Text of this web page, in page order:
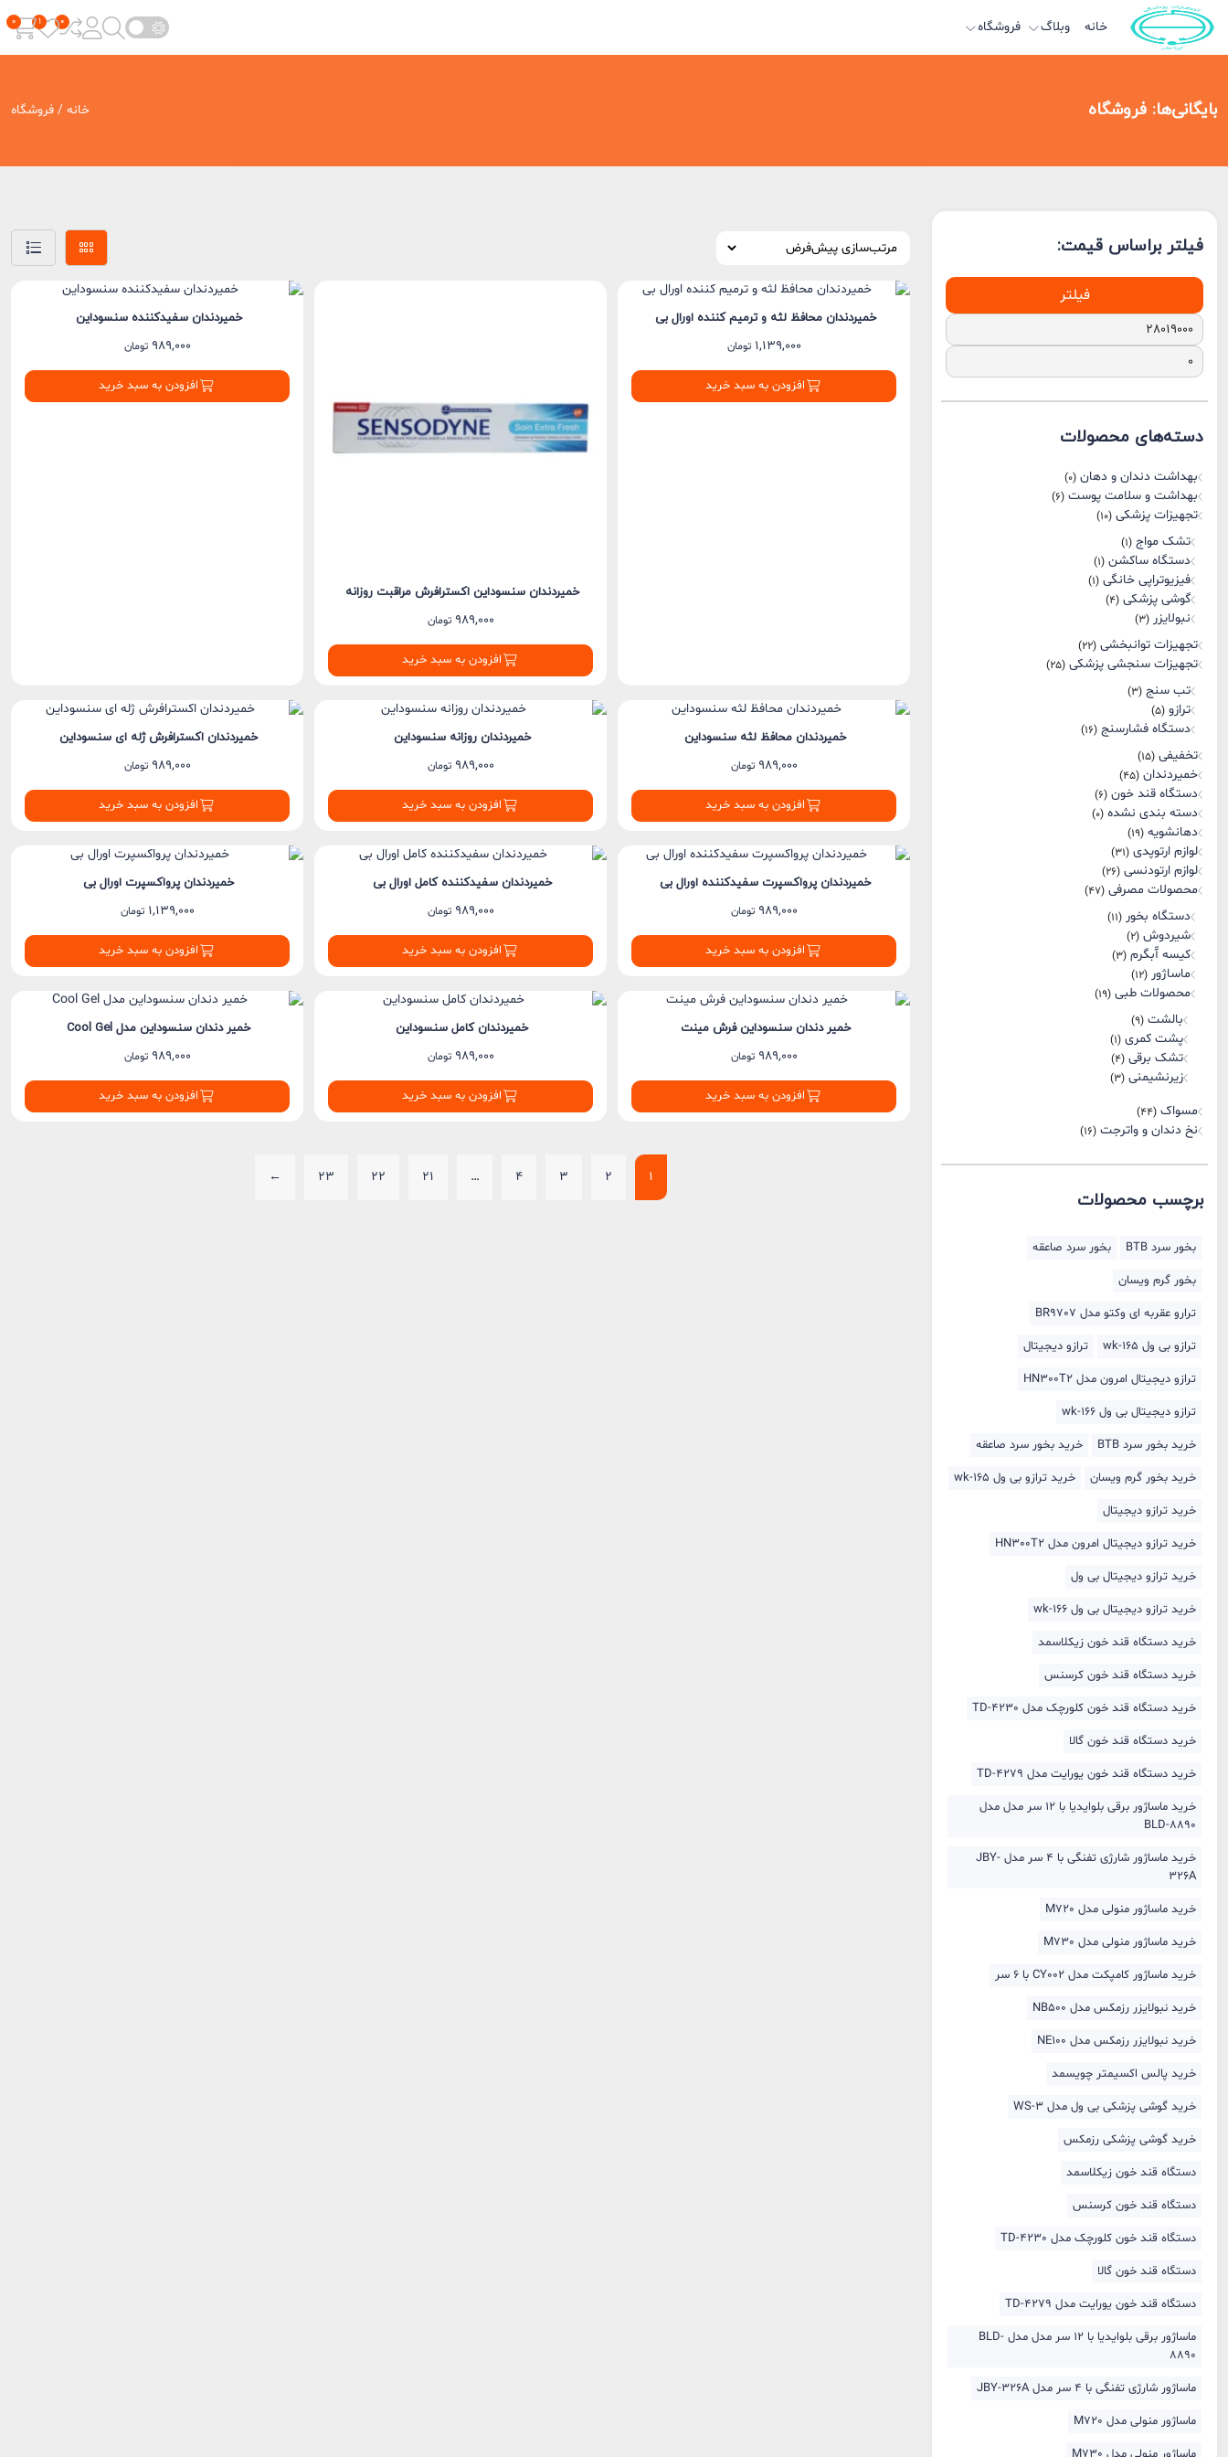
خانه وبلاگ فروشگاه
بایگانی‌ها: فروشگاه خانه / فروشگاه
فیلتر براساس قیمت:
فیلتر
دسته‌های محصولات
بهداشت دندان و دهان (0)
بهداشت و سلامت پوست (6)
تجهیزات پزشکی (10)
تشک مواج (1)
دستگاه ساکشن (1)
فیزیوتراپی خانگی (1)
گوشی پزشکی (4)
نبولایزر (3)
تجهیزات توانبخشی (22)
تجهیزات سنجشی پزشکی (25)
تب سنج (3)
ترازو (5)
دستگاه فشارسنج (16)
تخفیفی (15)
خمیردندان (45)
دستگاه قند خون (6)
دسته بندی نشده (0)
دهانشویه (19)
لوازم ارتوپدی (31)
لوازم ارتودنسی (26)
محصولات مصرفی (47)
دستگاه بخور (11)
شیردوش (2)
کیسه آّبگرم (3)
ماساژور (12)
محصولات طبی (19)
بالشت (9)
پشت کمری (1)
تشک برقی (4)
زیرنشیمنی (3)
مسواک (44)
نخ دندان و واترجت (16)
برچسب محصولات
بخور سرد BTB
بخور سرد صاعقه
بخور گرم ویسان
ترارو عقربه ای وکتو مدل BR9707
ترازو بی ول wk-165
ترازو دیجیتال
ترازو دیجیتال امرون مدل HN300T2
ترازو دیجیتال بی ول wk-166
خرید بخور سرد BTB
خرید بخور سرد صاعقه
خرید بخور گرم ویسان
خرید ترازو بی ول wk-165
خرید ترازو دیجیتال
خرید ترازو دیجیتال امرون مدل HN300T2
خرید ترازو دیجیتال بی ول
خرید ترازو دیجیتال بی ول wk-166
خرید دستگاه قند خون زیکلاسمد
خرید دستگاه قند خون کرسنس
خرید دستگاه قند خون کلورچک مدل TD-4230
خرید دستگاه قند خون گالا
خرید دستگاه قند خون یورایت مدل TD-4279
خرید ماساژور برقی بلوایدیا با 12 سر مدل مدل
BLD-8890
خرید ماساژور شارژی تفنگی با 4 سر مدل JBY-
326A
خرید ماساژور منولی مدل M720
خرید ماساژور منولی مدل M730
خرید ماساژور کامپکت مدل CY002 با 6 سر
خرید نبولایزر رزمکس مدل NB500
خرید نبولایزر رزمکس مدل NE100
خرید پالس اکسیمتر چویسمد
خرید گوشی پزشکی بی ول مدل WS-3
خرید گوشی پزشکی رزمکس
دستگاه قند خون زیکلاسمد
دستگاه قند خون کرسنس
دستگاه قند خون کلورچک مدل TD-4230
دستگاه قند خون گالا
دستگاه قند خون یورایت مدل TD-4279
ماساژور برقی بلوایدیا با 12 سر مدل مدل BLD-
8890
ماساژور شارژی تفنگی با 4 سر مدل JBY-326A
ماساژور منولی مدل M720
خمیردندان محافظ لثه و ترمیم کننده اورال بی
1,139,000 تومان
افزودن به سبد خرید
خمیردندان سنسوداین اکسترافرش مراقبت روزانه
989,000 تومان
افزودن به سبد خرید
خمیردندان سفیدکننده سنسوداین
989,000 تومان
افزودن به سبد خرید
خمیردندان محافظ لثه سنسوداین
989,000 تومان
افزودن به سبد خرید
خمیردندان روزانه سنسوداین
989,000 تومان
افزودن به سبد خرید
خمیردندان اکسترافرش ژله ای سنسوداین
989,000 تومان
افزودن به سبد خرید
خمیردندان پرواکسپرت سفیدکننده اورال بی
989,000 تومان
افزودن به سبد خرید
خمیردندان سفیدکننده کامل اورال بی
989,000 تومان
افزودن به سبد خرید
خمیردندان پرواکسپرت اورال بی
1,139,000 تومان
افزودن به سبد خرید
خمیر دندان سنسوداین فرش مینت
989,000 تومان
افزودن به سبد خرید
خمیردندان کامل سنسوداین
989,000 تومان
افزودن به سبد خرید
خمیر دندان سنسوداین مدل Cool Gel
989,000 تومان
افزودن به سبد خرید
1
2
3
4
…
21
22
23
←